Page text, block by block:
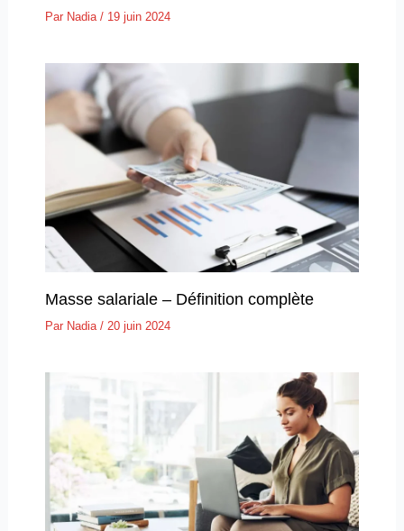
Par Nadia / 19 juin 2024
Masse salariale – Définition complète
Par Nadia / 20 juin 2024